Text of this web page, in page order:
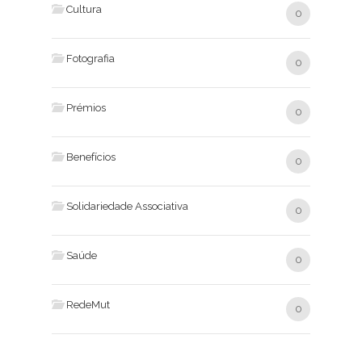
Cultura 0
Fotografia 0
Prémios 0
Benefícios 0
Solidariedade Associativa 0
Saúde 0
RedeMut 0